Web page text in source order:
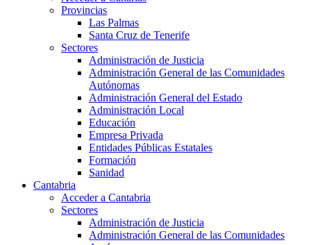
Provincias
Las Palmas
Santa Cruz de Tenerife
Sectores
Administración de Justicia
Administración General de las Comunidades
Autónomas
Administración General del Estado
Administración Local
Educación
Empresa Privada
Entidades Públicas Estatales
Formación
Sanidad
Cantabria
Acceder a Cantabria
Sectores
Administración de Justicia
Administración General de las Comunidades